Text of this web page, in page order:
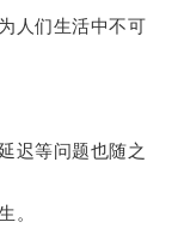
人们生活中不可
迟等问题也随之
。